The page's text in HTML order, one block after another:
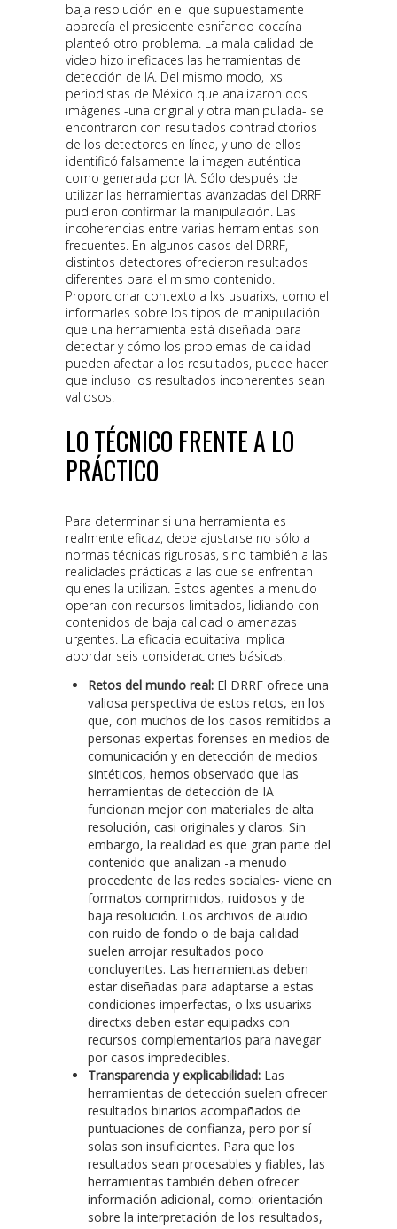
baja resolución en el que supuestamente
aparecía el presidente esnifando cocaína
planteó otro problema. La mala calidad del
video hizo ineficaces las herramientas de
detección de IA. Del mismo modo, lxs
periodistas de México que analizaron dos
imágenes -una original y otra manipulada- se
encontraron con resultados contradictorios
de los detectores en línea, y uno de ellos
identificó falsamente la imagen auténtica
como generada por IA. Sólo después de
utilizar las herramientas avanzadas del DRRF
pudieron confirmar la manipulación. Las
incoherencias entre varias herramientas son
frecuentes. En algunos casos del DRRF,
distintos detectores ofrecieron resultados
diferentes para el mismo contenido.
Proporcionar contexto a lxs usuarixs, como el
informarles sobre los tipos de manipulación
que una herramienta está diseñada para
detectar y cómo los problemas de calidad
pueden afectar a los resultados, puede hacer
que incluso los resultados incoherentes sean
valiosos.
LO TÉCNICO FRENTE A LO
PRÁCTICO
Para determinar si una herramienta es
realmente eficaz, debe ajustarse no sólo a
normas técnicas rigurosas, sino también a las
realidades prácticas a las que se enfrentan
quienes la utilizan. Estos agentes a menudo
operan con recursos limitados, lidiando con
contenidos de baja calidad o amenazas
urgentes. La eficacia equitativa implica
abordar seis consideraciones básicas:
Retos del mundo real: El DRRF ofrece una
valiosa perspectiva de estos retos, en los
que, con muchos de los casos remitidos a
personas expertas forenses en medios de
comunicación y en detección de medios
sintéticos, hemos observado que las
herramientas de detección de IA
funcionan mejor con materiales de alta
resolución, casi originales y claros. Sin
embargo, la realidad es que gran parte del
contenido que analizan -a menudo
procedente de las redes sociales- viene en
formatos comprimidos, ruidosos y de
baja resolución. Los archivos de audio
con ruido de fondo o de baja calidad
suelen arrojar resultados poco
concluyentes. Las herramientas deben
estar diseñadas para adaptarse a estas
condiciones imperfectas, o lxs usuarixs
directxs deben estar equipadxs con
recursos complementarios para navegar
por casos impredecibles.
Transparencia y explicabilidad: Las
herramientas de detección suelen ofrecer
resultados binarios acompañados de
puntuaciones de confianza, pero por sí
solas son insuficientes. Para que los
resultados sean procesables y fiables, las
herramientas también deben ofrecer
información adicional, como: orientación
sobre la interpretación de los resultados,